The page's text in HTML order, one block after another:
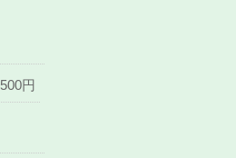
500円